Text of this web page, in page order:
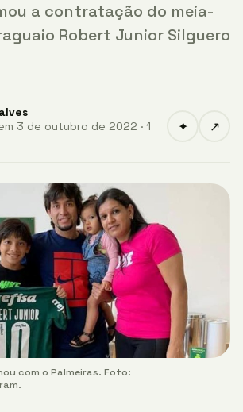
a contratação do meia-
Robert Junior Silguero
3 de outubro de 2022 · 1
✦ ↗
com o Palmeiras. Foto: